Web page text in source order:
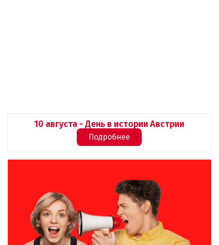
10 августа - День в истории Австрии
Подробнее